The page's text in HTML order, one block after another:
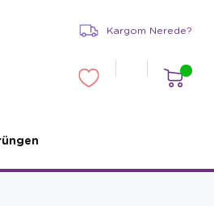
Kargom Nerede?